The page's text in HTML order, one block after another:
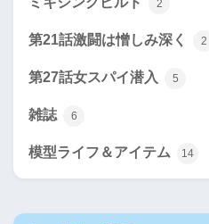
2
第21話激闘は憎しみ深く 2
第27話女スパイ潜入 5
雑誌 6
模型ライフ＆アイテム 14